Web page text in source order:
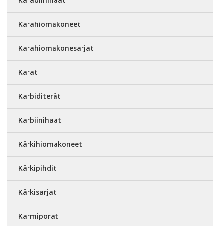
Karahiomakoneet
Karahiomakonesarjat
Karat
Karbiditerät
Karbiinihaat
Kärkihiomakoneet
Kärkipihdit
Kärkisarjat
Karmiporat